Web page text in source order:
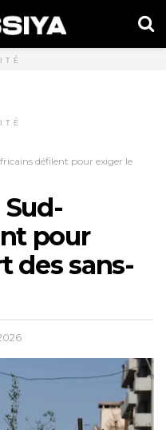
défilent pour exiger le
pour
des sans-